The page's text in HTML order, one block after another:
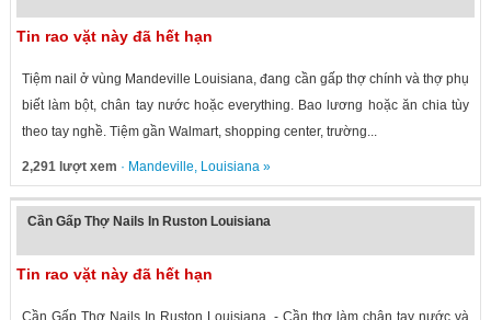
Tin rao vặt này đã hết hạn
Tiệm nail ở vùng Mandeville Louisiana, đang cần gấp thợ chính và thợ phụ
biết làm bột, chân tay nước hoặc everything. Bao lương hoặc ăn chia tùy
theo tay nghề. Tiệm gần Walmart, shopping center, trường...
2,291 lượt xem · Mandeville, Louisiana»
Cần Gấp Thợ Nails In Ruston Louisiana
Tin rao vặt này đã hết hạn
Cần Gấp Thợ Nails In Ruston Louisiana. - Cần thợ làm chân tay nước và